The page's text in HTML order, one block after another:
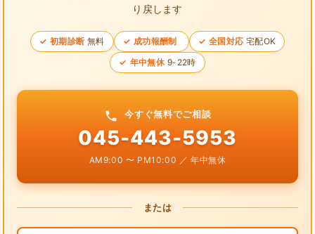
り戻します
初期診断 無料 成功報酬制 全国対応 宅配OK
年中無休 9-22時
今すぐ無料でご相談
045-443-5953
AM9:00 〜 PM10:00 ／ 年中無休
または